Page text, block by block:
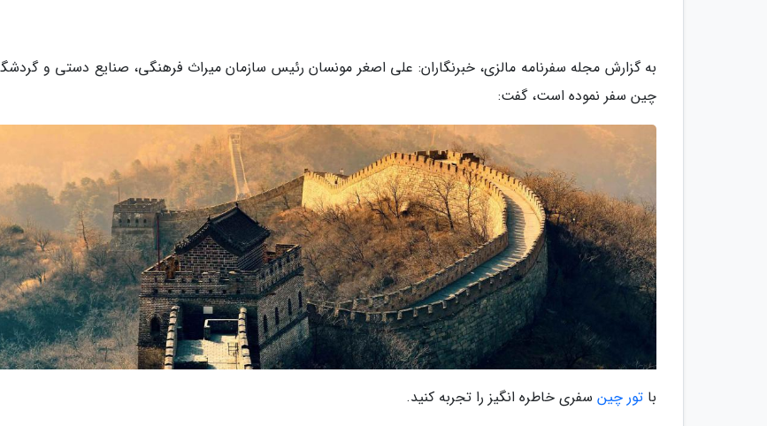
به گزارش مجله سفرنامه مالزی، خبرنگاران: علی اصغر مونسان رئیس سازمان میراث فرهنگی، صنایع دستی و
چین سفر نموده است، گفت:
با تور چین سفری خاطره انگیز را تجربه کنید.